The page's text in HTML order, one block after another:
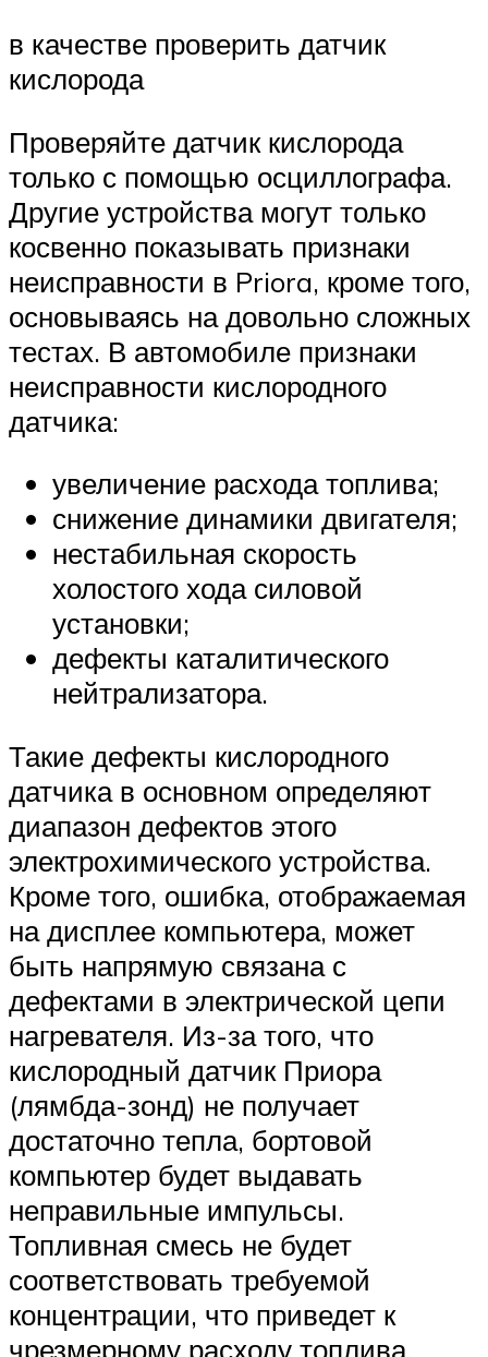
в качестве проверить датчик
кислорода
Проверяйте датчик кислорода
только с помощью осциллографа.
Другие устройства могут только
косвенно показывать признаки
неисправности в Priora, кроме того,
основываясь на довольно сложных
тестах. В автомобиле признаки
неисправности кислородного
датчика:
увеличение расхода топлива;
снижение динамики двигателя;
нестабильная скорость
холостого хода силовой
установки;
дефекты каталитического
нейтрализатора.
Такие дефекты кислородного
датчика в основном определяют
диапазон дефектов этого
электрохимического устройства.
Кроме того, ошибка, отображаемая
на дисплее компьютера, может
быть напрямую связана с
дефектами в электрической цепи
нагревателя. Из-за того, что
кислородный датчик Приора
(лямбда-зонд) не получает
достаточно тепла, бортовой
компьютер будет выдавать
неправильные импульсы.
Топливная смесь не будет
соответствовать требуемой
концентрации, что приведет к
чрезмерному расходу топлива,